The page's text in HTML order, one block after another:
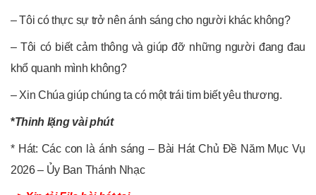
– Tôi có thực sự trở nên ánh sáng cho người khác không?
– Tôi có biết cảm thông và giúp đỡ những người đang đau
khổ quanh mình không?
– Xin Chúa giúp chúng ta có một trái tim biết yêu thương.
*Thinh lặng vài phút
* Hát: Các con là ánh sáng – Bài Hát Chủ Đề Năm Mục Vụ
2026 – Ủy Ban Thánh Nhạc